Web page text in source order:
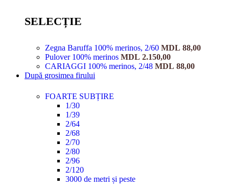
SELECȚIE
Zegna Baruffa 100% merinos, 2/60 MDL 88,00
Pulover 100% merinos MDL 2.150,00
CARIAGGI 100% merinos, 2/48 MDL 88,00
După grosimea firului
FOARTE SUBȚIRE
1/30
1/39
2/64
2/68
2/70
2/80
2/96
2/120
3000 de metri și peste